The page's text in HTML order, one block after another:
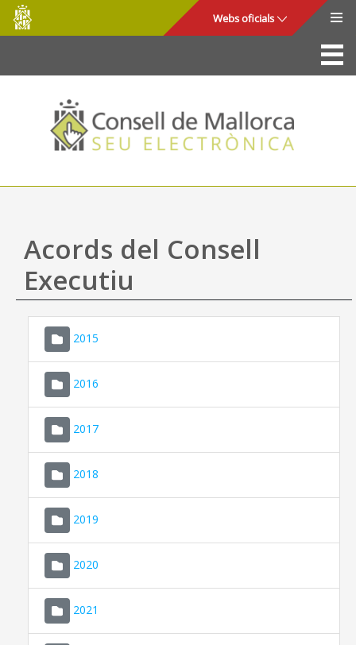
Salta al contingut principal
Consell
de
Mallorca
Webs oficials
La Seu
Consell de Mallorca
Accés i seguretat
Utilitats
Ajuda
Acords del Consell
Executiu
2015
2016
2017
2018
2019
2020
2021